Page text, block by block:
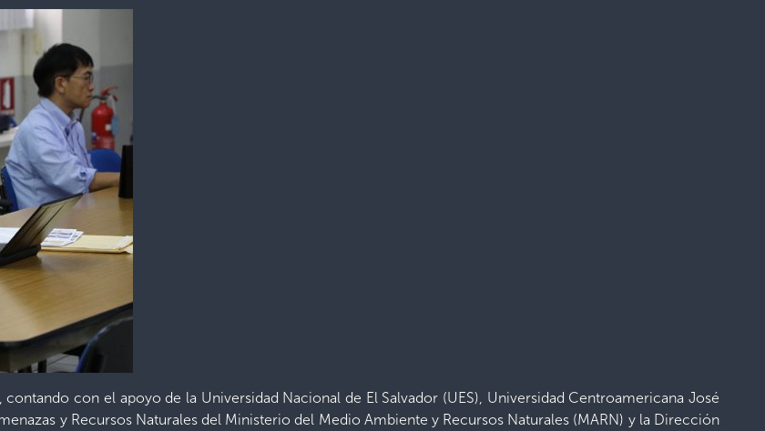
con el apoyo de la Universidad Nacional de El Salvador (UES), Universidad Centroamericana José
y Recursos Naturales del Ministerio del Medio Ambiente y Recursos Naturales (MARN) y la Dirección